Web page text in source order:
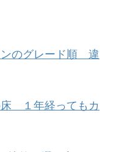
ンのグレード順 違
床 １年経ってもカ